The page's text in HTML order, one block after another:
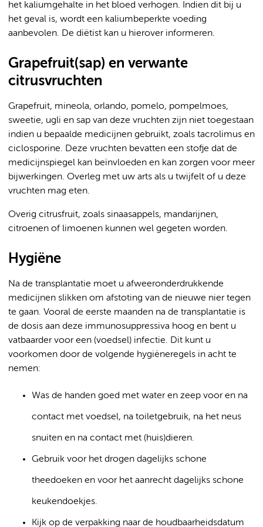
het kaliumgehalte in het bloed verhogen. Indien dit bij u
het geval is, wordt een kaliumbeperkte voeding
aanbevolen. De diëtist kan u hierover informeren.
Grapefruit(sap) en verwante
citrusvruchten
Grapefruit, mineola, orlando, pomelo, pompelmoes,
sweetie, ugli en sap van deze vruchten zijn niet toegestaan
indien u bepaalde medicijnen gebruikt, zoals tacrolimus en
ciclosporine. Deze vruchten bevatten een stofje dat de
medicijnspiegel kan beïnvloeden en kan zorgen voor meer
bijwerkingen. Overleg met uw arts als u twijfelt of u deze
vruchten mag eten.
Overig citrusfruit, zoals sinaasappels, mandarijnen,
citroenen of limoenen kunnen wel gegeten worden.
Hygiëne
Na de transplantatie moet u afweeronderdrukkende
medicijnen slikken om afstoting van de nieuwe nier tegen
te gaan. Vooral de eerste maanden na de transplantatie is
de dosis aan deze immunosuppressiva hoog en bent u
vatbaarder voor een (voedsel) infectie. Dit kunt u
voorkomen door de volgende hygiëneregels in acht te
nemen:
Was de handen goed met water en zeep voor en na
contact met voedsel, na toiletgebruik, na het neus
snuiten en na contact met (huis)dieren.
Gebruik voor het drogen dagelijks schone
theedoeken en voor het aanrecht dagelijks schone
keukendoekjes.
Kijk op de verpakking naar de houdbaarheidsdatum